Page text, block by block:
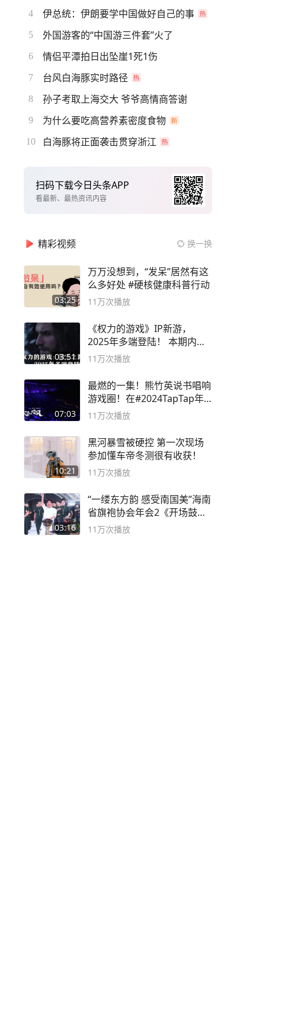
4 伊总统：伊朗要学中国做好自己的事
5 外国游客的“中国游三件套”火了
6 情侣平潭拍日出坠崖1死1伤
7 台风白海豚实时路径
8 孙子考取上海交大 爷爷高情商答谢
9 为什么要吃高营养素密度食物
10 白海豚将正面袭击贯穿浙江
扫码下载今日头条APP
看最新、最热资讯内容
精彩视频 换一换
03:25
万万没想到，“发呆”居然有这
么多好处 #硬核健康科普行动
11万次播放
03:51
《权力的游戏》IP新游，
2025年多端登陆！ 本期内容
概要
11万次播放
07:03
最燃的一集！熊竹英说书唱响
游戏圈！在#2024TapTap年
度游戏大赏
11万次播放
10:21
黑河暴雪被硬控 第一次现场
参加懂车帝冬测很有收获！
11万次播放
03:16
“一缕东方韵 感受南国美”海南
省旗袍协会年会2《开场鼓》
二团
11万次播放